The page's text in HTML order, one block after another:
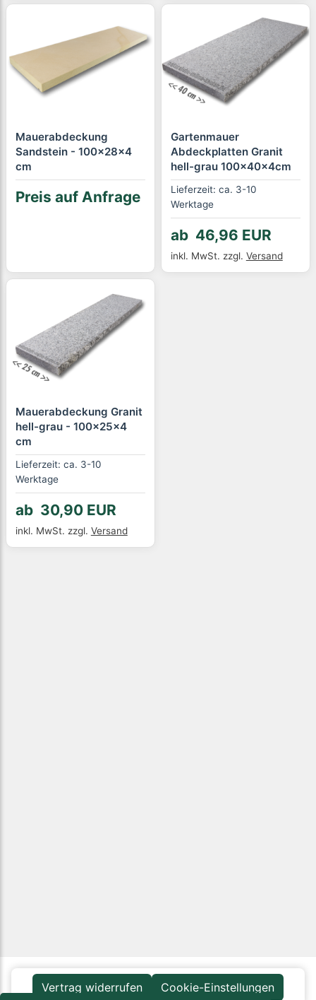
Mauerabdeckung
Sandstein - 100x28x4
cm
Preis auf Anfrage
Gartenmauer
Abdeckplatten Granit
hell-grau 100x40x4cm
Lieferzeit: ca. 3-10
Werktage
ab 46,96 EUR
inkl. MwSt. zzgl. Versand
Mauerabdeckung Granit
hell-grau - 100x25x4
cm
Lieferzeit: ca. 3-10
Werktage
ab 30,90 EUR
inkl. MwSt. zzgl. Versand
Vertrag widerrufen Cookie-Einstellungen